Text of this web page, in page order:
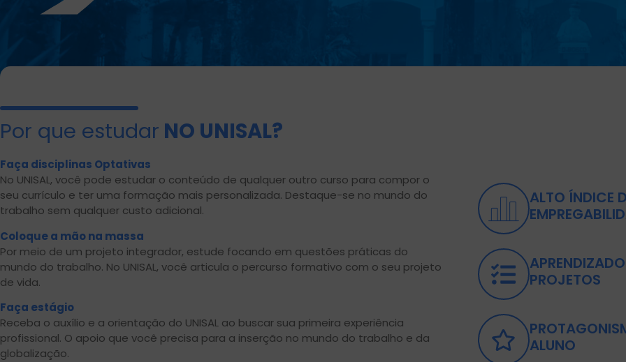
Por que estudar NO UNISAL?
Faça disciplinas Optativas
No UNISAL, você pode estudar o conteúdo de qualquer outro curso para compor o
seu currículo e ter uma formação mais personalizada. Destaque-se no mundo do
trabalho sem qualquer custo adicional.
Coloque a mão na massa
Por meio de um projeto integrador, estude focando em questões práticas do
mundo do trabalho. No UNISAL, você articula o percurso formativo com o seu projeto
de vida.
Faça estágio
Receba o auxílio e a orientação do UNISAL ao buscar sua primeira experiência
profissional. O apoio que você precisa para a inserção no mundo do trabalho e da
globalização.
ALTO ÍNDICE
PROJETOS
ALUNO